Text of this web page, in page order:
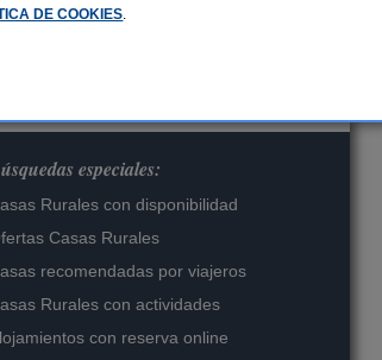
especiales:
Rurales con disponibilidad
Casas Rurales
recomendadas por viajeros
Rurales con actividades
con reserva online
DE COOKIES.